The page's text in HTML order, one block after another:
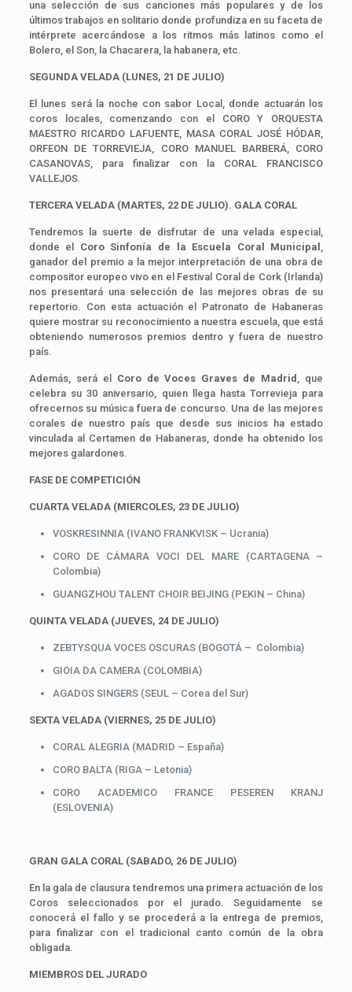
una selección de sus canciones más populares y de los
últimos trabajos en solitario donde profundiza en su faceta de
intérprete acercándose a los ritmos más latinos como el
Bolero, el Son, la Chacarera, la habanera, etc.
SEGUNDA VELADA (LUNES, 21 DE JULIO)
El lunes será la noche con sabor Local, donde actuarán los
coros locales, comenzando con el CORO Y ORQUESTA
MAESTRO RICARDO LAFUENTE, MASA CORAL JOSÉ HÓDAR,
ORFEON DE TORREVIEJA, CORO MANUEL BARBERÁ, CORO
CASANOVAS, para finalizar con la CORAL FRANCISCO
VALLEJOS.
TERCERA VELADA (MARTES, 22 DE JULIO). GALA CORAL
Tendremos la suerte de disfrutar de una velada especial,
donde el Coro Sinfonía de la Escuela Coral Municipal
ganador del premio a la mejor interpretación de una obra de
compositor europeo vivo en el Festival Coral de Cork (Irlanda)
nos presentará una selección de las mejores obras de su
repertorio. Con esta actuación el Patronato de Habaneras
quiere mostrar su reconocimiento a nuestra escuela, que está
obteniendo numerosos premios dentro y fuera de nuestro
país.
Además, será el Coro de Voces Graves de Madrid
, que
celebra su 30 aniversario, quien llega hasta Torrevieja para
ofrecernos su música fuera de concurso. Una de las mejores
corales de nuestro país que desde sus inicios ha estado
vinculada al Certamen de Habaneras, donde ha obtenido los
mejores galardones.
FASE DE COMPETICIÓN
CUARTA VELADA (MIERCOLES, 23 DE JULIO)
VOSKRESINNIA (IVANO FRANKVISK – Ucrania)
CORO DE CÁMARA VOCI DEL MARE (CARTAGENA –
Colombia)
GUANGZHOU TALENT CHOIR BEIJING (PEKIN – China)
QUINTA VELADA (JUEVES, 24 DE JULIO)
ZEBTYSQUA VOCES OSCURAS (BOGOTÁ – Colombia)
GIOIA DA CAMERA (COLOMBIA)
AGADOS SINGERS (SEUL – Corea del Sur)
SEXTA VELADA (VIERNES, 25 DE JULIO)
CORAL ALEGRIA (MADRID – España)
CORO BALTA (RIGA – Letonia)
CORO ACADEMICO FRANCE PESEREN KRANJ
(ESLOVENIA)
GRAN GALA CORAL (SABADO, 26 DE JULIO)
En la gala de clausura tendremos una primera actuación de los
Coros seleccionados por el jurado. Seguidamente se
conocerá el fallo y se procederá a la entrega de premios,
para finalizar con el tradicional canto común de la obra
obligada.
MIEMBROS DEL JURADO